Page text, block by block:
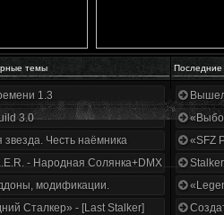
темы Последние
| Разбор трейлера
1.3
3.0
Честь наёмника
- Народная Солянка+DMX
модификации.
Сталкер» - [Last Stalker]
Вышел
«SFZ